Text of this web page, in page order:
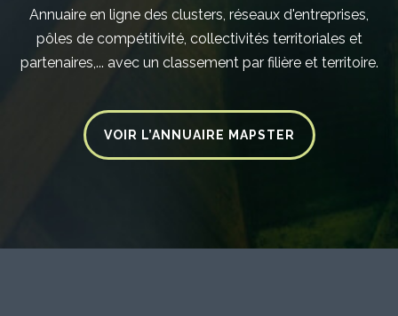
Annuaire en ligne des clusters, réseaux d'entreprises,
pôles de compétitivité, collectivités territoriales et
partenaires,... avec un classement par filière et territoire.
VOIR L’ANNUAIRE MAPSTER